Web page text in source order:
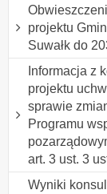
projektu
Suwałk do
Informacja z
projektu
sprawie
Programu
art. 3 ust. 3
Wyniki